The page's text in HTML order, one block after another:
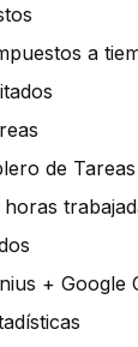
a
de Tareas
+ Google